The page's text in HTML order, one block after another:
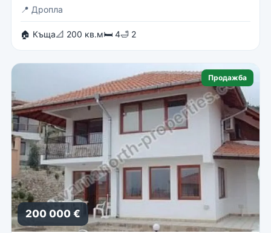
📍 Дропла
🏠 Къща📐 200 кв.м🛏 4🛁 2
Продажба
200 000 €